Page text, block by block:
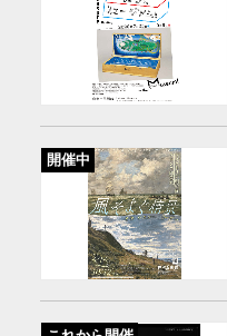
開催中